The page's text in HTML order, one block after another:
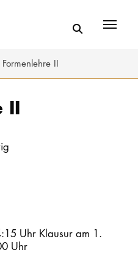
Formenlehre II
II
Uhr Klausur am 1.
Uhr